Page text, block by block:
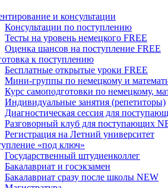
и консультации
Консультации по поступлению
Тесты на уровень немецкого FREE
Оценка шансов на поступление FREE
к поступлению
Бесплатные открытые уроки FREE
Мини-группы по немецкому и
Курс самоподготовки по немецкому,
Индивидуальные занятия (репетиторы)
Диагностическая сессия для
Разговорный клуб для поступающих
Регистрация на Летний университет
«под ключ»
Государственный штудиенколлег
Бакалавриат и госэкзамен
Бакалавриат сразу после школы NEW